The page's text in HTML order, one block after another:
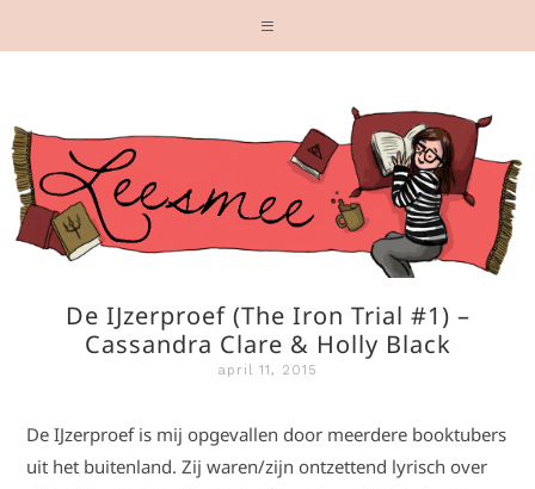
De IJzerproef (The Iron Trial #1) –
Cassandra Clare & Holly Black
april 11, 2015
De IJzerproef is mij opgevallen door meerdere booktubers
uit het buitenland. Zij waren/zijn ontzettend lyrisch over